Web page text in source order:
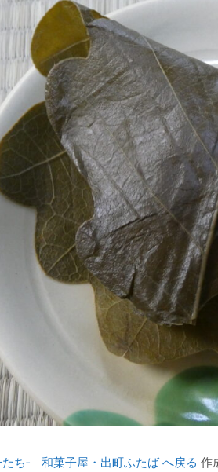
ち‐ 和菓子屋・出町ふたば へ戻る 作